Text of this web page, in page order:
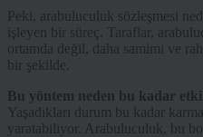
Peki, arabuluculuk sözleşmesi
işleyen bir süreç. Taraflar,
ortamda değil, daha samimi ve
bir şekilde.
Bu yöntem neden bu kadar
Yaşadıkları durum bu kadar
yaratabiliyor. Arabuluculuk, bu